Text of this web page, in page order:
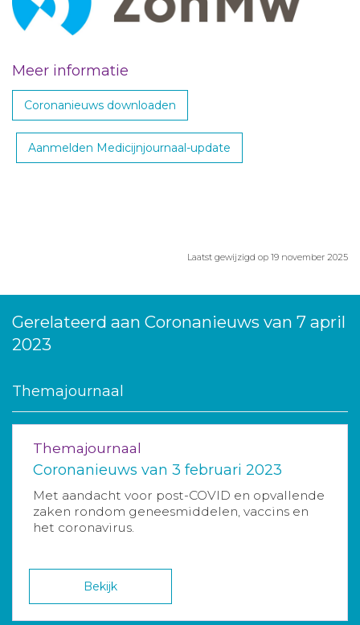
Meer informatie
Coronanieuws downloaden
Aanmelden Medicijnjournaal-update
Laatst gewijzigd op 19 november 2025
Gerelateerd aan Coronanieuws van 7 april
2023
Themajournaal
Themajournaal
Coronanieuws van 3 februari 2023
Met aandacht voor post-COVID en opvallende
zaken rondom geneesmiddelen, vaccins en
het coronavirus.
Bekijk